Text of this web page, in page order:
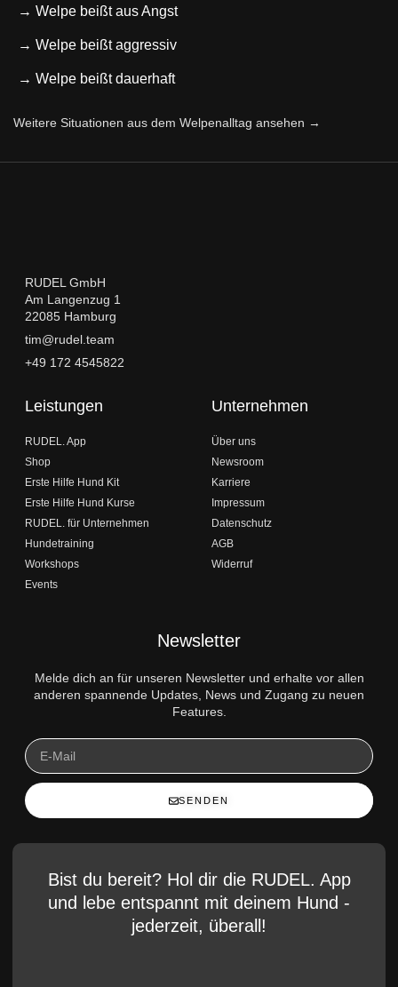
→ Welpe beißt aus Angst
→ Welpe beißt aggressiv
→ Welpe beißt dauerhaft
Weitere Situationen aus dem Welpenalltag ansehen →
RUDEL GmbH
Am Langenzug 1
22085 Hamburg
tim@rudel.team
+49 172 4545822
Leistungen
RUDEL. App
Shop
Erste Hilfe Hund Kit
Erste Hilfe Hund Kurse
RUDEL. für Unternehmen
Hundetraining
Workshops
Events
Unternehmen
Über uns
Newsroom
Karriere
Impressum
Datenschutz
AGB
Widerruf
Newsletter
Melde dich an für unseren Newsletter und erhalte vor allen
anderen spannende Updates, News und Zugang zu neuen
Features.
SENDEN
Bist du bereit? Hol dir die RUDEL. App
und lebe entspannt mit deinem Hund -
jederzeit, überall!